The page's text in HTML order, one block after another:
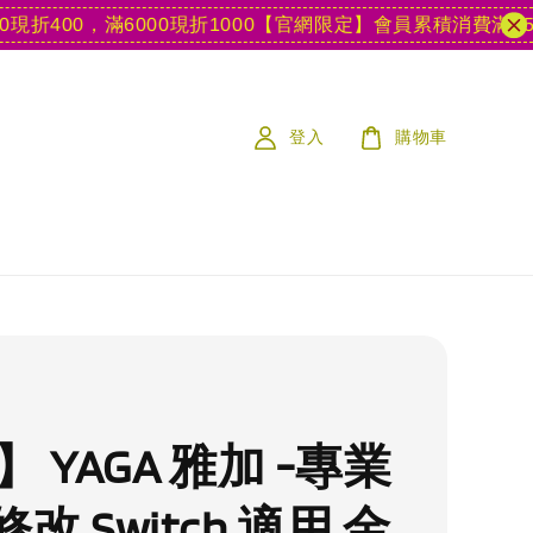
，滿6000現折1000【官網限定】會員累積消費滿15款遊
登入 購物車
YAGA 雅加 -專業